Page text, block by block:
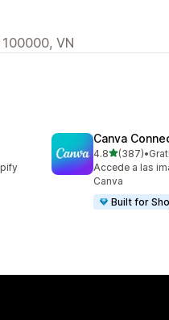
100000, VN
Canva
4.8de 5 estrellas
(387)
387 reseñas en
•
Accede a las
Canva
Built for